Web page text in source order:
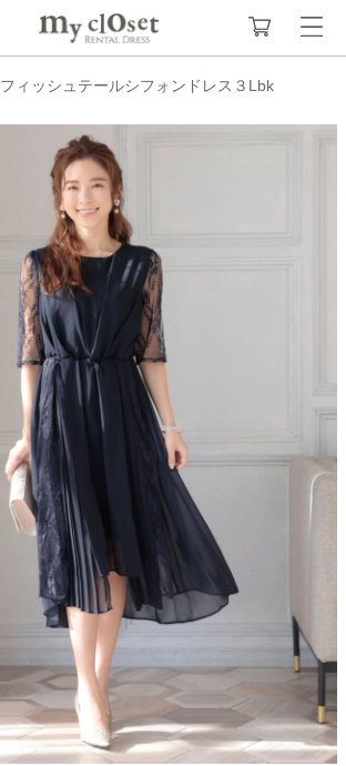
フィッシュテールシフォンドレス３Lbk